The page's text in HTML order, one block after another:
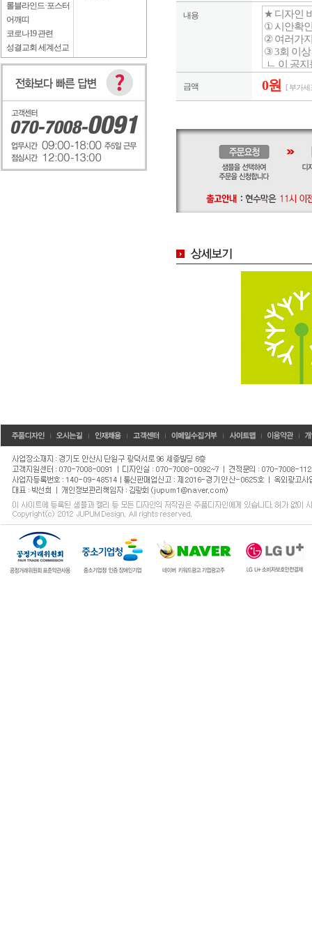
롤블라인드·포스터
어깨띠
코로나19 관련
성결교회 세계선교
내용
금액 0원 [ 부가세